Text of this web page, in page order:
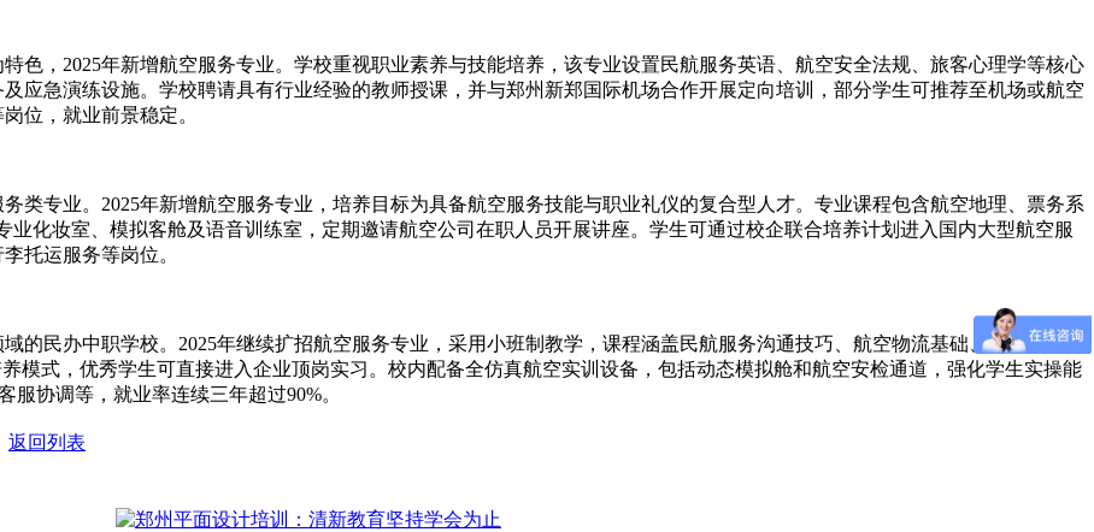
色，2025年新增航空服务专业。学校重视职业素养与技能培养，该专业设置民航服务英语、航空安全法规、旅客心理学等核心
应急演练设施。学校聘请具有行业经验的教师授课，并与郑州新郑国际机场合作开展定向培训，部分学生可推荐至机场或航空
位，就业前景稳定。
类专业。2025年新增航空服务专业，培养目标为具备航空服务技能与职业礼仪的复合型人才。专业课程包含航空地理、票务系
化妆室、模拟客舱及语音训练室，定期邀请航空公司在职人员开展讲座。学生可通过校企联合培养计划进入国内大型航空服
托运服务等岗位。
的民办中职学校。2025年继续扩招航空服务专业，采用小班制教学，课程涵盖民航服务沟通技巧、航空物流基础、危险品运输
模式，优秀学生可直接进入企业顶岗实习。校内配备全仿真航空实训设备，包括动态模拟舱和航空安检通道，强化学生实操能
协调等，就业率连续三年超过90%。
返回列表